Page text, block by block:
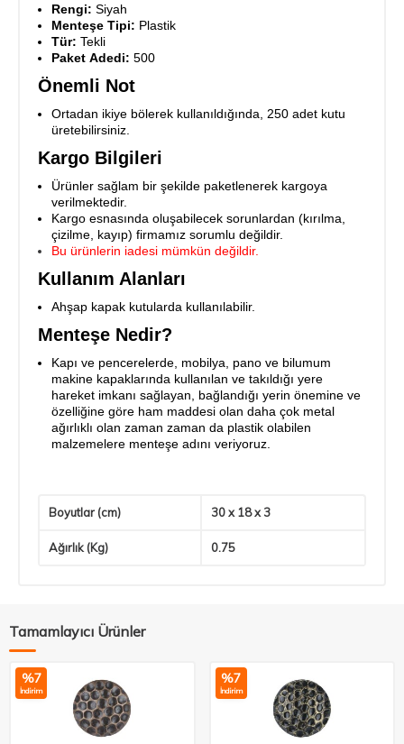
Rengi: Siyah
Menteşe Tipi: Plastik
Tür: Tekli
Paket Adedi: 500
Önemli Not
Ortadan ikiye bölerek kullanıldığında, 250 adet kutu
üretebilirsiniz.
Kargo Bilgileri
Ürünler sağlam bir şekilde paketlenerek kargoya
verilmektedir.
Kargo esnasında oluşabilecek sorunlardan (kırılma,
çizilme, kayıp) firmamız sorumlu değildir.
Bu ürünlerin iadesi mümkün değildir.
Kullanım Alanları
Ahşap kapak kutularda kullanılabilir.
Menteşe Nedir?
Kapı ve pencerelerde, mobilya, pano ve bilumum
makine kapaklarında kullanılan ve takıldığı yere
hareket imkanı sağlayan, bağlandığı yerin önemine ve
özelliğine göre ham maddesi olan daha çok metal
ağırlıklı olan zaman zaman da plastik olabilen
malzemelere menteşe adını veriyoruz.
Boyutlar (cm) 30 x 18 x 3
Ağırlık (Kg) 0.75
Tamamlayıcı Ürünler
%7
İndirim
%7
İndirim